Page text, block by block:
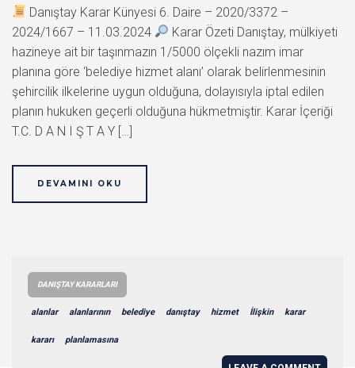
Danıştay Karar Künyesi 6. Daire – 2020/3372 –
2024/1667 – 11.03.2024
Karar Özeti Danıştay, mülkiyeti
hazineye ait bir taşınmazın 1/5000 ölçekli nazım imar
planına göre ‘belediye hizmet alanı’ olarak belirlenmesinin
şehircilik ilkelerine uygun olduğuna, dolayısıyla iptal edilen
planın hukuken geçerli olduğuna hükmetmiştir. Karar İçeriği
T.C. D A N I Ş T A Y […]
DEVAMINI OKU
DANIŞTAY KARARLARI
alanlar alanlarının belediye danıştay hizmet İlişkin karar
kararı planlamasına